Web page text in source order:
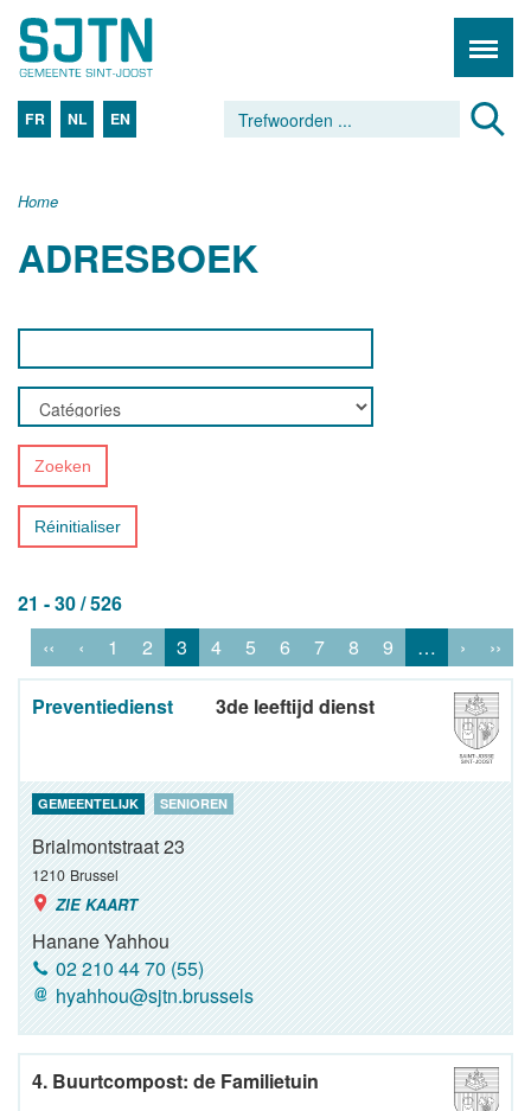
FR NL EN
Home
ADRESBOEK
Zoeken
Réinitialiser
21 - 30 / 526
‹‹
‹ 1 2 3 4 5 6 7 8 9 … › ››
Preventiedienst 3de leeftijd dienst
GEMEENTELIJK SENIOREN
Brialmontstraat 23
1210 Brussel
ZIE KAART
Hanane Yahhou
02 210 44 70 (55)
hyahhou@sjtn.brussels
4. Buurtcompost: de Familietuin